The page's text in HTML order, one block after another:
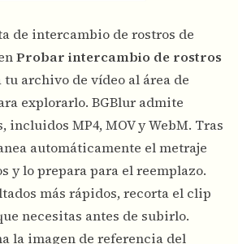
de intercambio de rostros de
Probar intercambio de rostros
tu archivo de vídeo al área de
explorarlo. BGBlur admite
incluidos MP4, MOV y WebM. Tras
automáticamente el metraje
y lo prepara para el reemplazo.
más rápidos, recorta el clip
necesitas antes de subirlo.
la imagen de referencia del